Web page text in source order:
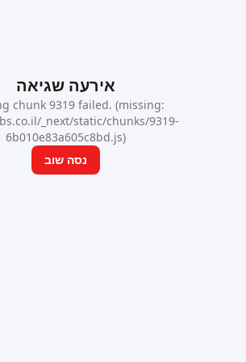
אירעה שגיאה
Loading chunk 9319 failed. (missing:
https://hbs.co.il/_next/static/chunks/9319-
6b010e83a605c8bd.js)